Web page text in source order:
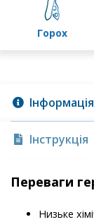
горох
Інформація
Інструкція
Переваги
Низьке